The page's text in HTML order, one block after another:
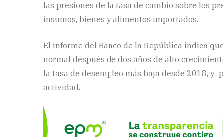
las presiones de la tasa de cambio sobre los
insumos, bienes y alimentos importados.
El informe del Banco de la República indica
normal después de dos años de alto
la tasa de desempleo más baja desde 2018,
actividad.